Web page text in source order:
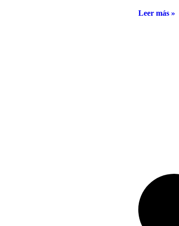
Leer más »